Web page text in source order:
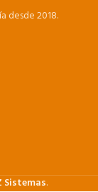
desde 2018.
Sistemas.